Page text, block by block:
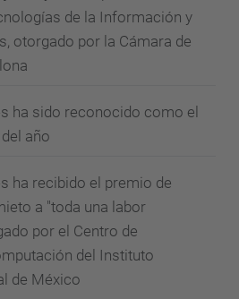
de la Información y
otorgado por la Cámara de
ha sido reconocido como el
año
ha recibido el premio de
a "toda una labor
por el Centro de
del Instituto
de México